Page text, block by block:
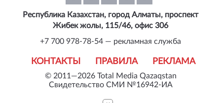
© 2011—2026 Total Media Qazaqstan
Свидетельство СМИ №16942-ИА
КОНТАКТЫ ПРАВИЛА РЕКЛАМА
Республика Казахстан, город Алматы, проспект
Жибек жолы, 115/46, офис 306
+7 700 978-78-54 — рекламная служба